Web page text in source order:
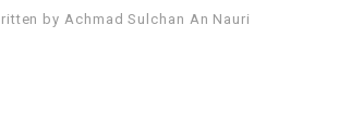
byAchmad Sulchan An Nauri